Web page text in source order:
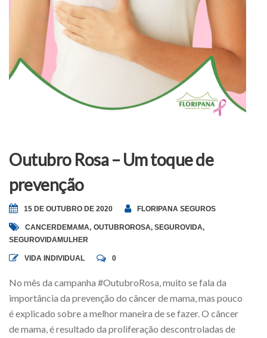
Outubro Rosa – Um toque de
prevenção
15 DE OUTUBRO DE 2020 FLORIPANA SEGUROS
CANCERDEMAMA, OUTUBROROSA, SEGUROVIDA,
SEGUROVIDAMULHER
VIDA INDIVIDUAL 0
No mês da campanha #OutubroRosa, muito se fala da
importância da prevenção do câncer de mama, mas pouco
é explicado sobre a melhor maneira de se fazer. O câncer
de mama, é resultado da proliferação descontroladas de